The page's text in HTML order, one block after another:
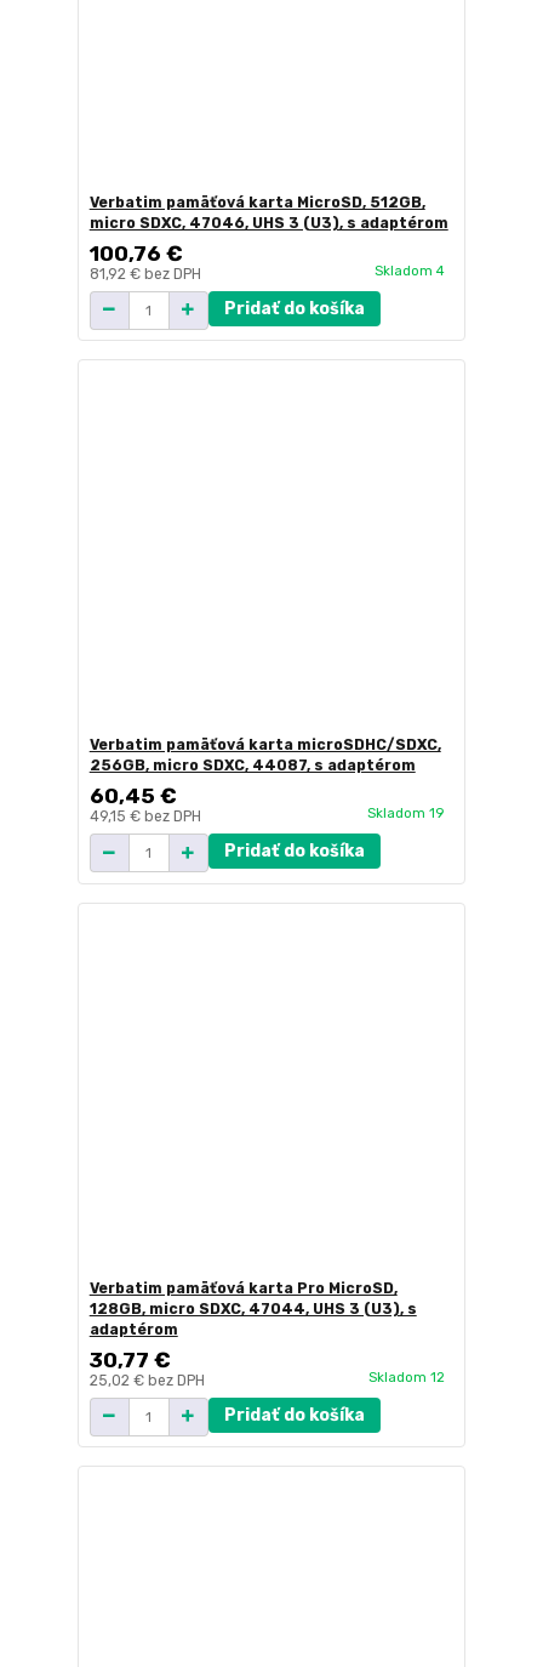
Verbatim pamäťová karta MicroSD, 512GB,
micro SDXC, 47046, UHS 3 (U3), s adaptérom
100,76 €
81,92 € bez DPH Skladom 4
Pridať do košíka
Verbatim pamäťová karta microSDHC/SDXC,
256GB, micro SDXC, 44087, s adaptérom
60,45 €
49,15 € bez DPH Skladom 19
Pridať do košíka
Verbatim pamäťová karta Pro MicroSD,
128GB, micro SDXC, 47044, UHS 3 (U3), s
adaptérom
30,77 €
25,02 € bez DPH Skladom 12
Pridať do košíka